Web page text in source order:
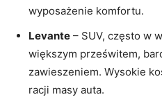
wyposażenie komfortu.
Levante – SUV, często w
większym prześwitem,
zawieszeniem. Wysokie
racji masy auta.